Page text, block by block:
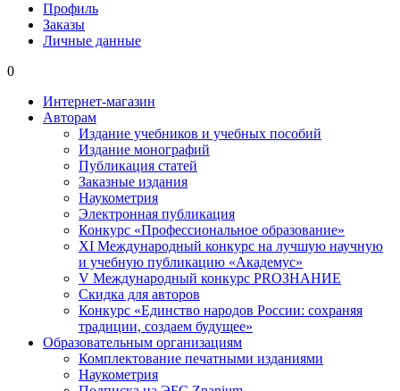
Профиль
Заказы
Личные данные
0
Интернет-магазин
Авторам
Издание учебников и учебных пособий
Издание монографий
Публикация статей
Заказные издания
Наукометрия
Электронная публикация
Конкурс «Профессиональное образование»
XI Международный конкурс на лучшую научную
и учебную публикацию «Академус»
V Международный конкурс PROЗНАНИЕ
Скидка для авторов
Конкурс «Единство народов России: сохраняя
традиции, создаем будущее»
Образовательным организациям
Комплектование печатными изданиями
Наукометрия